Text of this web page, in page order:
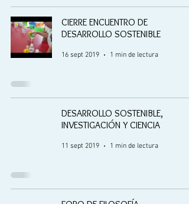
CIERRE ENCUENTRO DE
DESARROLLO SOSTENIBLE
16 sept 2019 1 min de lectura
DESARROLLO SOSTENIBLE,
INVESTIGACIÓN Y CIENCIA
11 sept 2019 1 min de lectura